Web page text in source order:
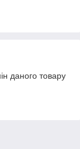
даного товару